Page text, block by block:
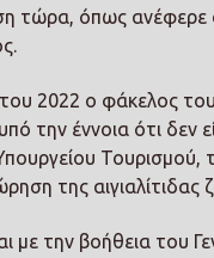
τώρα, όπως ανέφερε
2022 ο φάκελος
την έννοια ότι δεν
της αιγιαλίτιδας
με την βοήθεια του